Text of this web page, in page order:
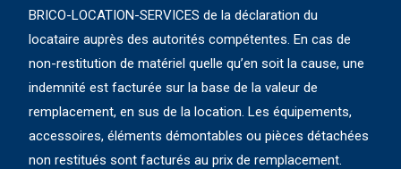
BRICO-LOCATION-SERVICES de la déclaration du
locataire auprès des autorités compétentes. En cas de
non-restitution de matériel quelle qu’en soit la cause, une
indemnité est facturée sur la base de la valeur de
remplacement, en sus de la location. Les équipements,
accessoires, éléments démontables ou pièces détachées
non restitués sont facturés au prix de remplacement.